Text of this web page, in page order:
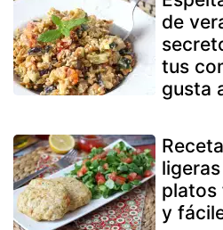
de
tus
gusta
platos
y